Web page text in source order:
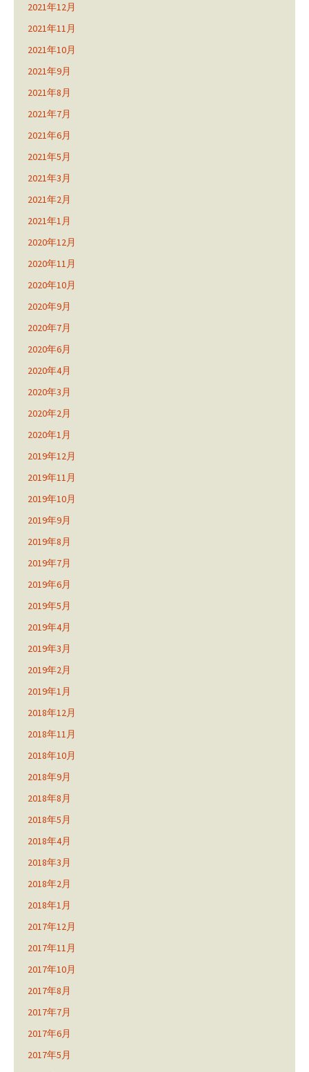
2021年12月
2021年11月
2021年10月
2021年9月
2021年8月
2021年7月
2021年6月
2021年5月
2021年3月
2021年2月
2021年1月
2020年12月
2020年11月
2020年10月
2020年9月
2020年7月
2020年6月
2020年4月
2020年3月
2020年2月
2020年1月
2019年12月
2019年11月
2019年10月
2019年9月
2019年8月
2019年7月
2019年6月
2019年5月
2019年4月
2019年3月
2019年2月
2019年1月
2018年12月
2018年11月
2018年10月
2018年9月
2018年8月
2018年5月
2018年4月
2018年3月
2018年2月
2018年1月
2017年12月
2017年11月
2017年10月
2017年8月
2017年7月
2017年6月
2017年5月